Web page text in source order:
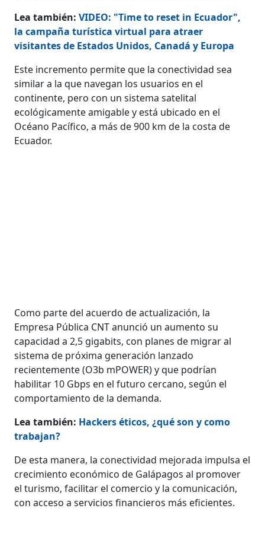
Lea también:VIDEO: "Time to reset in Ecuador",
la campaña turística virtual para atraer
visitantes de Estados Unidos, Canadá y Europa
Este incremento permite que la conectividad sea
similar a la que navegan los usuarios en el
continente, pero con un sistema satelital
ecológicamente amigable y está ubicado en el
Océano Pacífico, a más de 900 km de la costa de
Ecuador.
Como parte del acuerdo de actualización, la
Empresa Pública CNT anunció un aumento su
capacidad a 2,5 gigabits, con planes de migrar al
sistema de próxima generación lanzado
recientemente (O3b mPOWER) y que podrían
habilitar 10 Gbps en el futuro cercano, según el
comportamiento de la demanda.
Lea también: Hackers éticos, ¿qué son y como
trabajan?
De esta manera, la conectividad mejorada impulsa el
crecimiento económico de Galápagos al promover
el turismo, facilitar el comercio y la comunicación,
con acceso a servicios financieros más eficientes.